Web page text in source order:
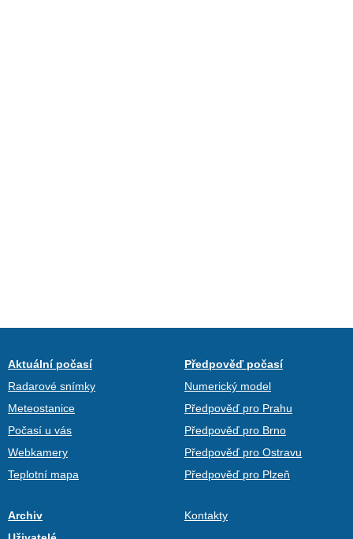
Aktuální počasí
Radarové snímky
Meteostanice
Počasí u vás
Webkamery
Teplotní mapa
Předpověď počasí
Numerický model
Předpověď pro Prahu
Předpověď pro Brno
Předpověď pro Ostravu
Předpověď pro Plzeň
Archiv
Kontakty